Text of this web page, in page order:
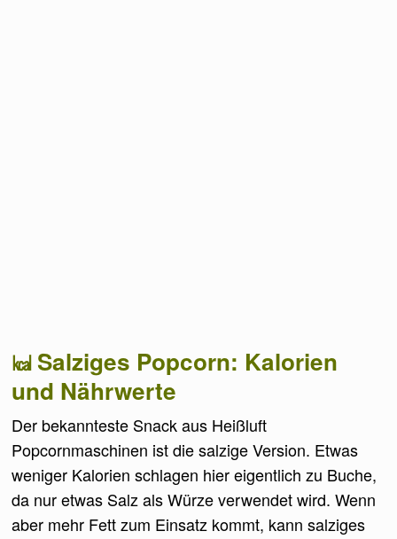
Salziges Popcorn: Kalorien
und Nährwerte
Der bekannteste Snack aus Heißluft
Popcornmaschinen ist die salzige Version. Etwas
weniger Kalorien schlagen hier eigentlich zu Buche,
da nur etwas Salz als Würze verwendet wird. Wenn
aber mehr Fett zum Einsatz kommt, kann salziges